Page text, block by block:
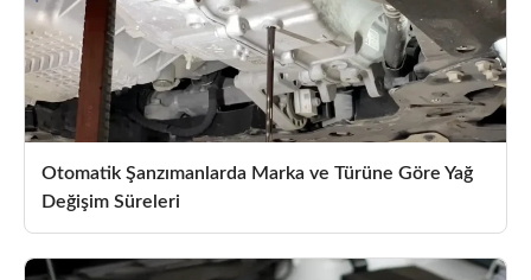
Otomatik Şanzımanlarda Marka ve Türüne Göre Yağ
Değişim Süreleri